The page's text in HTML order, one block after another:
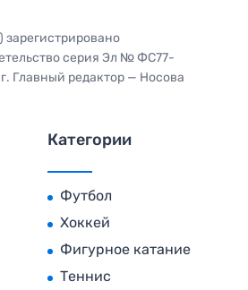
зарегистрировано
серия Эл № ФС77-
Главный редактор — Носова
Категории
Футбол
Хоккей
Фигурное катание
Теннис